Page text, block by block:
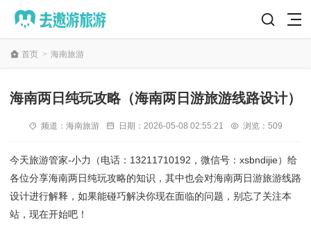
首页 > 海南旅游
海南两日纯玩攻略（海南两日游旅游线路设计）
频道： 海南旅游 日期： 2026-05-08 02:55:21 浏览：509
今天旅游管家-小力（电话：13211710192，微信号：xsbndijie）给
各位分享海南两日纯玩攻略的知识，其中也会对海南两日游旅游线路
设计进行解释，如果能碰巧解决你现在面临的问题，别忘了关注本
站，现在开始吧！